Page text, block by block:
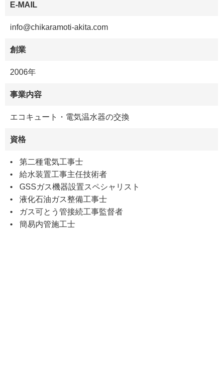
E-MAIL
info@chikaramoti-akita.com
創業
2006年
事業内容
エコキュート・電気温水器の交換
資格
第二種電気工事士
給水装置工事主任技術者
GSSガス機器設置スペシャリスト
液化石油ガス整備工事士
ガス可とう管接続工事監督者
簡易内管施工士